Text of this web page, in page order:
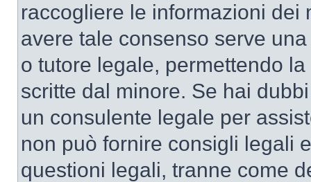
raccogliere le informazioni dei
avere tale consenso serve
o tutore legale, permettendo
scritte dal minore. Se hai
un consulente legale per
non può fornire consigli legali
questioni legali, tranne come